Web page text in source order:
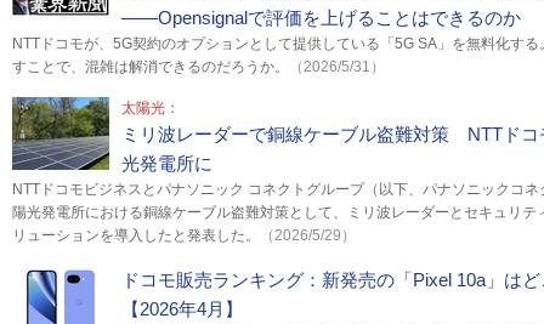
――Opensignalで評価を上げることはできるのか
NTTドコモが、5G契約のオプションとして提供している「5G SA」を無料化す
すことで、混雑は解消できるのだろうか。
（2026/5/31）
太陽光：
ミリ波レーダーで銅線ケーブル盗難対策 NTTド
光発電所に
NTTドコモビジネスとパナソニック コネクトグループ（以下、パナソニックコ
陽光発電所における銅線ケーブル盗難対策として、ミリ波レーダーとセキュリ
リューションを導入したと発表した。
（2026/5/29）
ドコモ販売ランキング：新発売の「Pixel 10a」は
【2026年4月】